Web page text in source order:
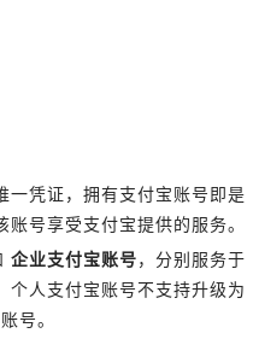
一凭证，拥有支付宝账号即是
号享受支付宝提供的服务。
企业支付宝账号 ，分别服务于
个人支付宝账号不支持升级为
号。